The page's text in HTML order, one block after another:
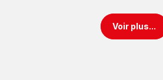
Voir plus...